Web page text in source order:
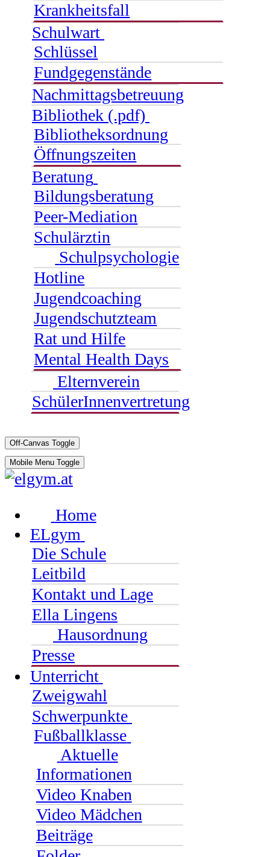
Krankheitsfall
Schulwart
Schlüssel
Fundgegenstände
Nachmittagsbetreuung
Bibliothek (.pdf)
Bibliotheksordnung
Öffnungszeiten
Beratung
Bildungsberatung
Peer-Mediation
Schulärztin
Schulpsychologie
Hotline
Jugendcoaching
Jugendschutzteam
Rat und Hilfe
Mental Health Days
Elternverein
SchülerInnenvertretung
Off-Canvas Toggle
Mobile Menu Toggle
Home
ELgym
Die Schule
Leitbild
Kontakt und Lage
Ella Lingens
Hausordnung
Presse
Unterricht
Zweigwahl
Schwerpunkte
Fußballklasse
Aktuelle
Informationen
Video Knaben
Video Mädchen
Beiträge